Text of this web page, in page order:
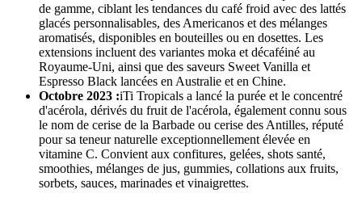
de gamme, ciblant les tendances du café froid avec des lattés
glacés personnalisables, des Americanos et des mélanges
aromatisés, disponibles en bouteilles ou en dosettes. Les
extensions incluent des variantes moka et décaféiné au
Royaume-Uni, ainsi que des saveurs Sweet Vanilla et
Espresso Black lancées en Australie et en Chine.
Octobre 2023 :iTi Tropicals a lancé la purée et le concentré
d'acérola, dérivés du fruit de l'acérola, également connu sous
le nom de cerise de la Barbade ou cerise des Antilles, réputé
pour sa teneur naturelle exceptionnellement élevée en
vitamine C. Convient aux confitures, gelées, shots santé,
smoothies, mélanges de jus, gummies, collations aux fruits,
sorbets, sauces, marinades et vinaigrettes.